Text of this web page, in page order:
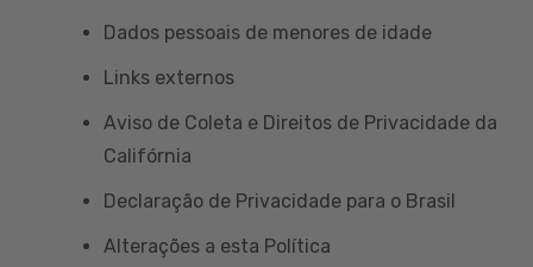
Dados pessoais de menores de idade
Links externos
Aviso de Coleta e Direitos de Privacidade da
Califórnia
Declaração de Privacidade para o Brasil
Alterações a esta Política